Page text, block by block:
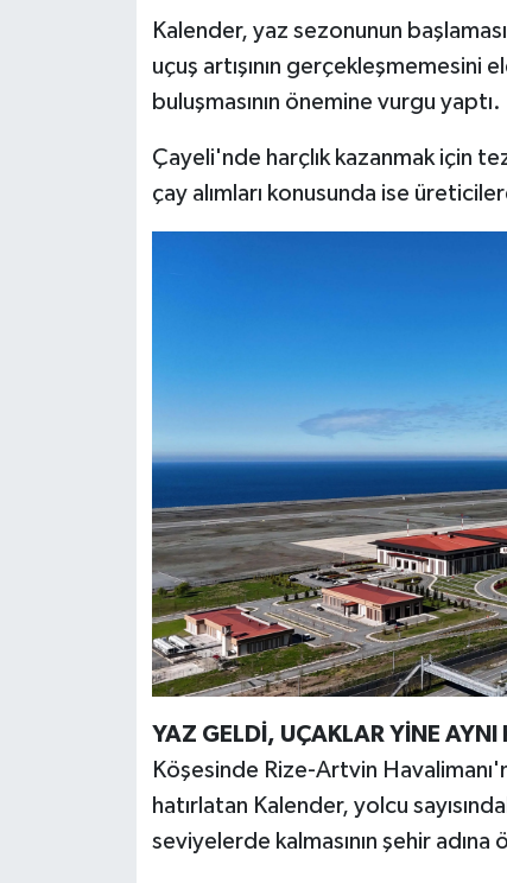
Kalender, yaz sezonunun
uçuş artışının gerçekleşmemesini
buluşmasının önemine vurgu yaptı.
Çayeli'nde harçlık kazanmak için
çay alımları konusunda ise
YAZ GELDİ, UÇAKLAR YİNE AYNI
Köşesinde Rize-Artvin
hatırlatan Kalender, yolcu
seviyelerde kalmasının şehir